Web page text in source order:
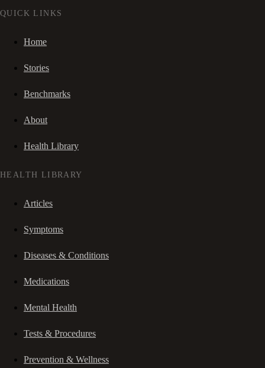
QUICK LINKS
Home
Stories
Benchmarks
About
Health Library
HEALTH LIBRARY
Articles
Symptoms
Diseases & Conditions
Medications
Mental Health
Tests & Procedures
Prevention & Wellness